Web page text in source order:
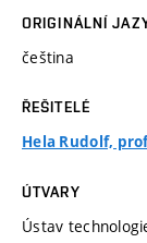
ORIGINÁLNÍ
čeština
ŘEŠITELÉ
Hela Rudolf,
ÚTVARY
Ústav